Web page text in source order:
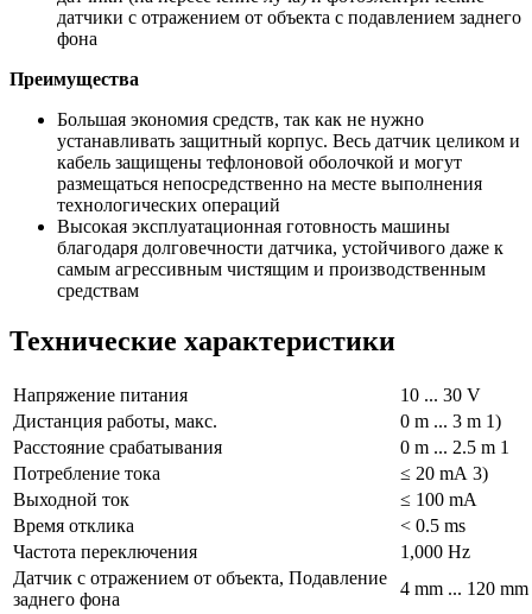
датчики с отражением от объекта с подавлением заднего
фона
Преимущества
Большая экономия средств, так как не нужно
устанавливать защитный корпус. Весь датчик целиком и
кабель защищены тефлоновой оболочкой и могут
размещаться непосредственно на месте выполнения
технологических операций
Высокая эксплуатационная готовность машины
благодаря долговечности датчика, устойчивого даже к
самым агрессивным чистящим и производственным
средствам
Технические характеристики
Напряжение питания
10 ... 30 V
Дистанция работы, макс.
0 m ... 3 m 1)
Расстояние срабатывания
0 m ... 2.5 m 1
Потребление тока
≤ 20 mA 3)
Выходной ток
≤ 100 mA
Время отклика
< 0.5 ms
Частота переключения
1,000 Hz
Датчик с отражением от объекта, Подавление
заднего фона
4 mm ... 120 mm